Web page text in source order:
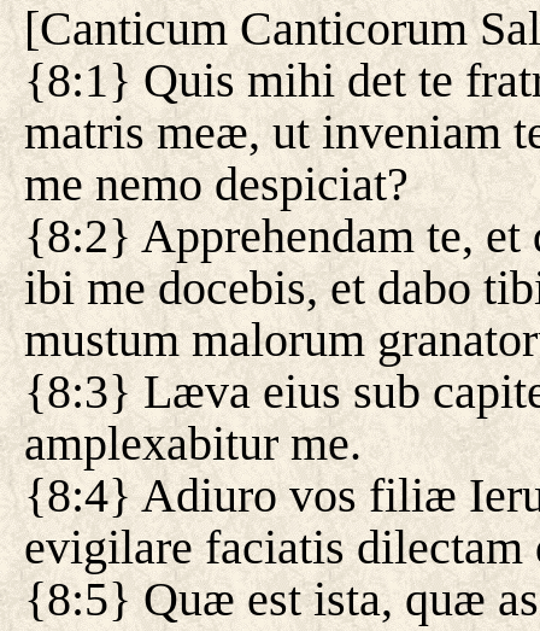
[Canticum Canticorum
{8:1} Quis mihi det te
matris meæ, ut inveniam
me nemo despiciat?
{8:2} Apprehendam te,
ibi me docebis, et dabo
mustum malorum
{8:3} Læva eius sub
amplexabitur me.
{8:4} Adiuro vos filiæ
evigilare faciatis dilectam
{8:5} Quæ est ista, quæ